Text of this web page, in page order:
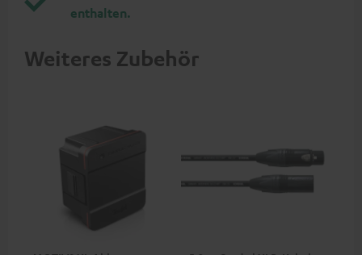
enthalten.
Weiteres Zubehör